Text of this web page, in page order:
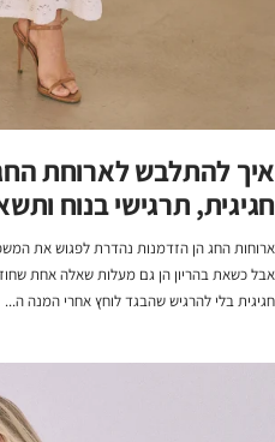
איך להתלבש לארוחת החג
חגיגית, תרגישי בנוח
ארוחות החג הן הזדמנות נהדרת לפגוש את
אבל כשאת בהריון הן גם מעלות שאלה אחת
חגיגית בלי להרגיש שהבגד לוחץ אחרי המנה ה...